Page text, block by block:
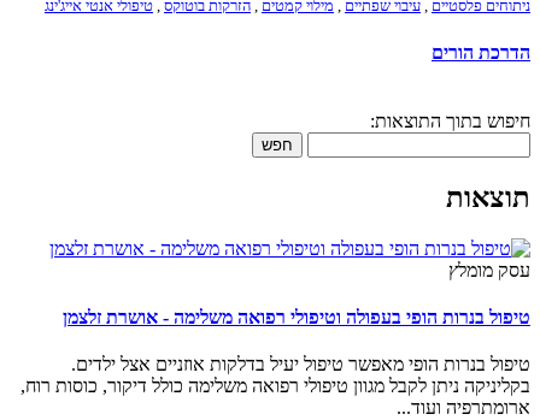
ניתוחים פלסטיים , עיבוי שפתיים , מילוי קמטים , הזרקות בוטוקס , טיפולי אנטי אייג'ינג
הדרכת הורים
חיפוש בתוך התוצאות:
חפש
תוצאות
עסק מומלץ
טיפול בנרות הופי בעפולה וטיפולי רפואה משלימה - אושרת זלצמן
טיפול בנרות הופי מאפשר טיפול יעיל בדלקות אוזניים אצל ילדים.
בקליניקה ניתן לקבל מגוון טיפולי רפואה משלימה כולל דיקור, כוסות רוח,
ארומתרפיה ועוד...